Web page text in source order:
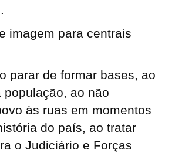
parar de formar bases, ao
população, ao não
às ruas em momentos
do país, ao tratar
o Judiciário e Forças